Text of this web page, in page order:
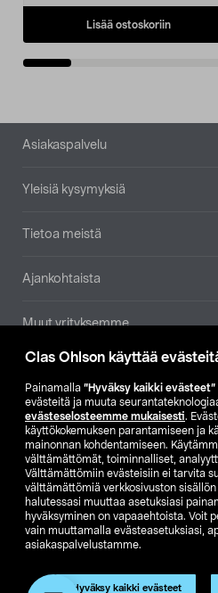
Clas Ohlson käyttää
Painamalla ”Hyväksy kaikki evästeet”
evästeitä ja muuta
evästeselosteemme mukaisesti.
käyttökokemuksen parantamiseen ja
mainonnan kohdentamiseen.
välttämättömät, toiminnalliset,
Välttämättömiin evästeisiin ei tarvita
välttämättömiä verkkosivuston
halutessasi muuttaa asetuksiasi
hyväksyminen on vapaaehtoista. Voit
vain muuttamalla evästeasetuksiasi,
asiakaspalvelustamme.
Hyväksy kaikki evästeet
Lisää ostoskoriin
Alatunniste
Asiakaspalvelu
Yleisiä kysymyksiä
Tietoa meistä
Ajankohtaista
Muut yrityksemme
Etsi
SE NO
FI
Näytä hinnat